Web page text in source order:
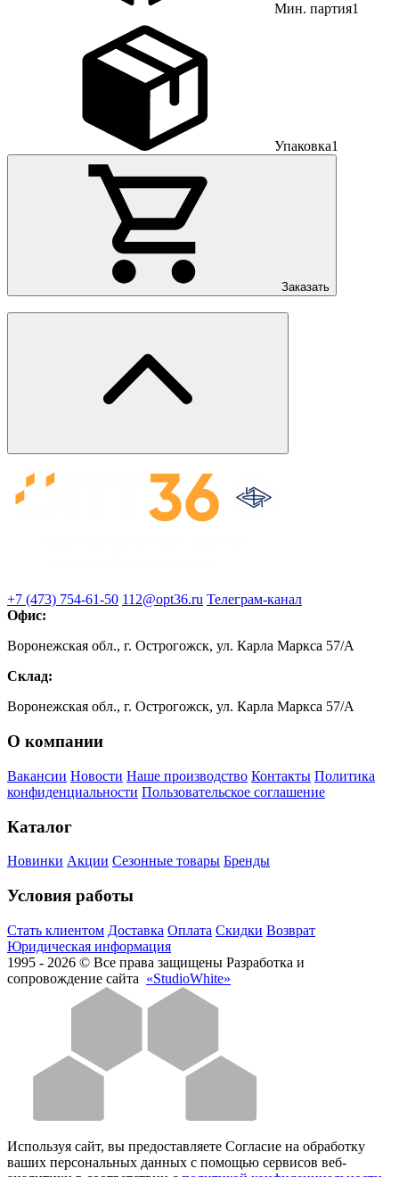
Мин. партия1
Упаковка1
Заказать
+7 (473) 754-61-50 112@opt36.ru Телеграм-канал
Офис:
Воронежская обл., г. Острогожск, ул. Карла Маркса 57/А
Склад:
Воронежская обл., г. Острогожск, ул. Карла Маркса 57/А
О компании
Вакансии Новости Наше производство Контакты Политика
конфиденциальности Пользовательское соглашение
Каталог
Новинки Акции Сезонные товары Бренды
Условия работы
Стать клиентом Доставка Оплата Скидки Возврат
Юридическая информация
1995 - 2026 © Все права защищены Разработка и
сопровождение сайта «StudioWhite»
Используя сайт, вы предоставляете Согласие на обработку
ваших персональных данных с помощью сервисов веб-